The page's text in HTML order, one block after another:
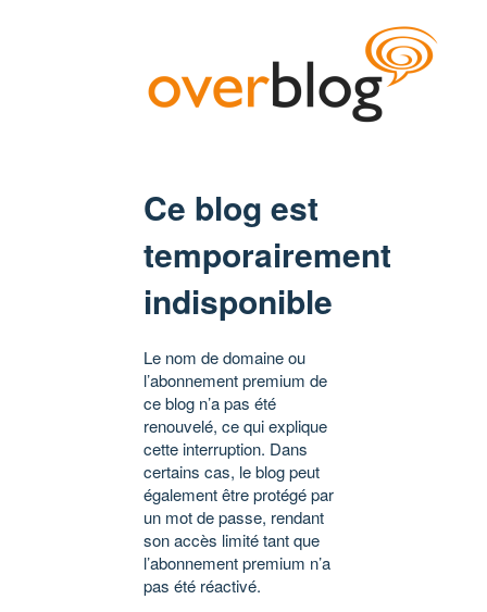
Ce blog est
temporairement
indisponible
Le nom de domaine ou
l’abonnement premium de
ce blog n’a pas été
renouvelé, ce qui explique
cette interruption. Dans
certains cas, le blog peut
également être protégé par
un mot de passe, rendant
son accès limité tant que
l’abonnement premium n’a
pas été réactivé.